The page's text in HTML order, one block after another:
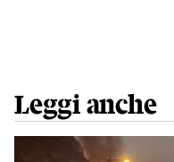
Leggi anche